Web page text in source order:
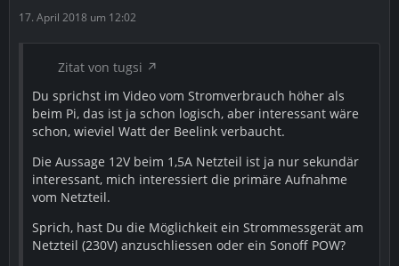
3. SSHD_Config bearbeiten um Root User Freizuschalten
Code
nano /etc/ssh/sshd_config
dort müsst Ihr dann "#PermitRootLogin prohibit-
password" in das hier ändern ohne # !!!
Code
17. April 2018 um 12:02
Zitat von tugsi
Du sprichst im Video vom Stromverbrauch höher als
beim Pi, das ist ja schon logisch, aber interessant wäre
schon, wieviel Watt der Beelink verbaucht.
Die Aussage 12V beim 1,5A Netzteil ist ja nur sekundär
interessant, mich interessiert die primäre Aufnahme
vom Netzteil.
Sprich, hast Du die Möglichkeit ein Strommessgerät am
Netzteil (230V) anzuschliessen oder ein Sonoff POW?